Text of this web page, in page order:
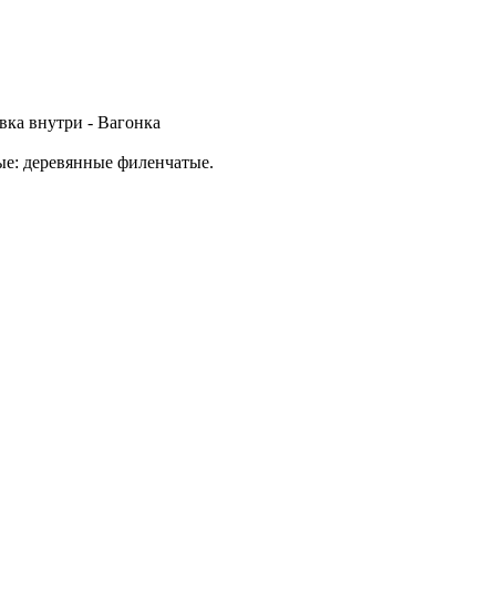
внутри - Вагонка
деревянные филенчатые.